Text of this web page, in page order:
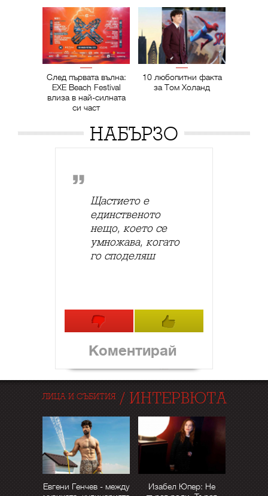
След първата вълна:
EXE Beach Festival
влиза в най-силната
си част
10 любопитни факта
за Том Холанд
НАБЪРЗО
Щастието е
единственото
нещо, което се
умножава, когато
го споделяш
Коментирай
ЛИЦА И СЪБИТИЯ/ ИНТЕРВЮТА
Евгени Генчев - между
Изабел Юпер: Не